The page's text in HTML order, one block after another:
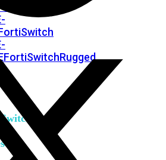
FortiSwitchRugged